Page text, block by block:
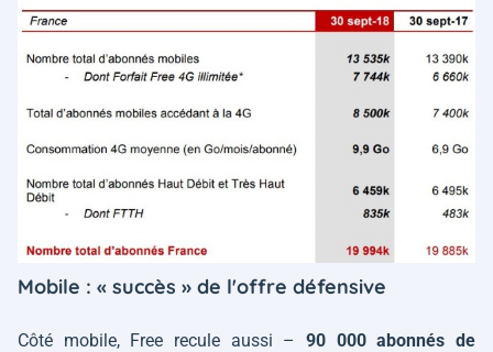
Mobile : « succès » de l'offre défensive
Côté mobile, Free recule aussi – 90 000 abonnés de